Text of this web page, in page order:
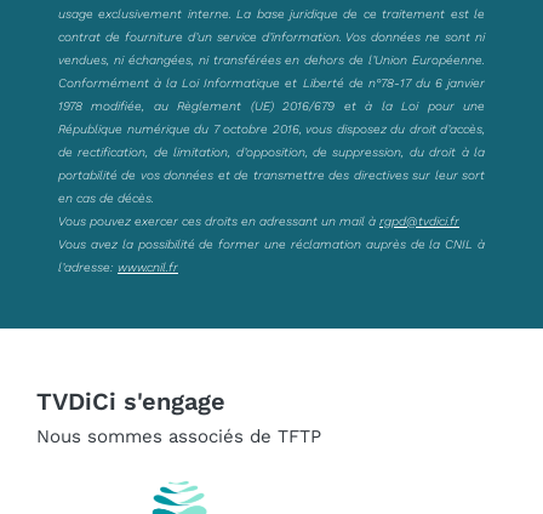
usage exclusivement interne. La base juridique de ce traitement est le
contrat de fourniture d’un service d’information. Vos données ne sont ni
vendues, ni échangées, ni transférées en dehors de l’Union Européenne.
Conformément à la Loi Informatique et Liberté de n°78-17 du 6 janvier
1978 modifiée, au Règlement (UE) 2016/679 et à la Loi pour une
République numérique du 7 octobre 2016, vous disposez du droit d’accès,
de rectification, de limitation, d’opposition, de suppression, du droit à la
portabilité de vos données et de transmettre des directives sur leur sort
en cas de décès.
Vous pouvez exercer ces droits en adressant un mail à rgpd@tvdici.fr
Vous avez la possibilité de former une réclamation auprès de la CNIL à
l’adresse: www.cnil.fr
TVDiCi s'engage
Nous sommes associés de TFTP